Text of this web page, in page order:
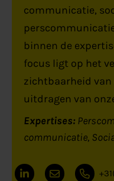
communicatie,
binnen de
focus ligt op het
zichtbaarheid van
uitdragen van
Expertises:
communicatie